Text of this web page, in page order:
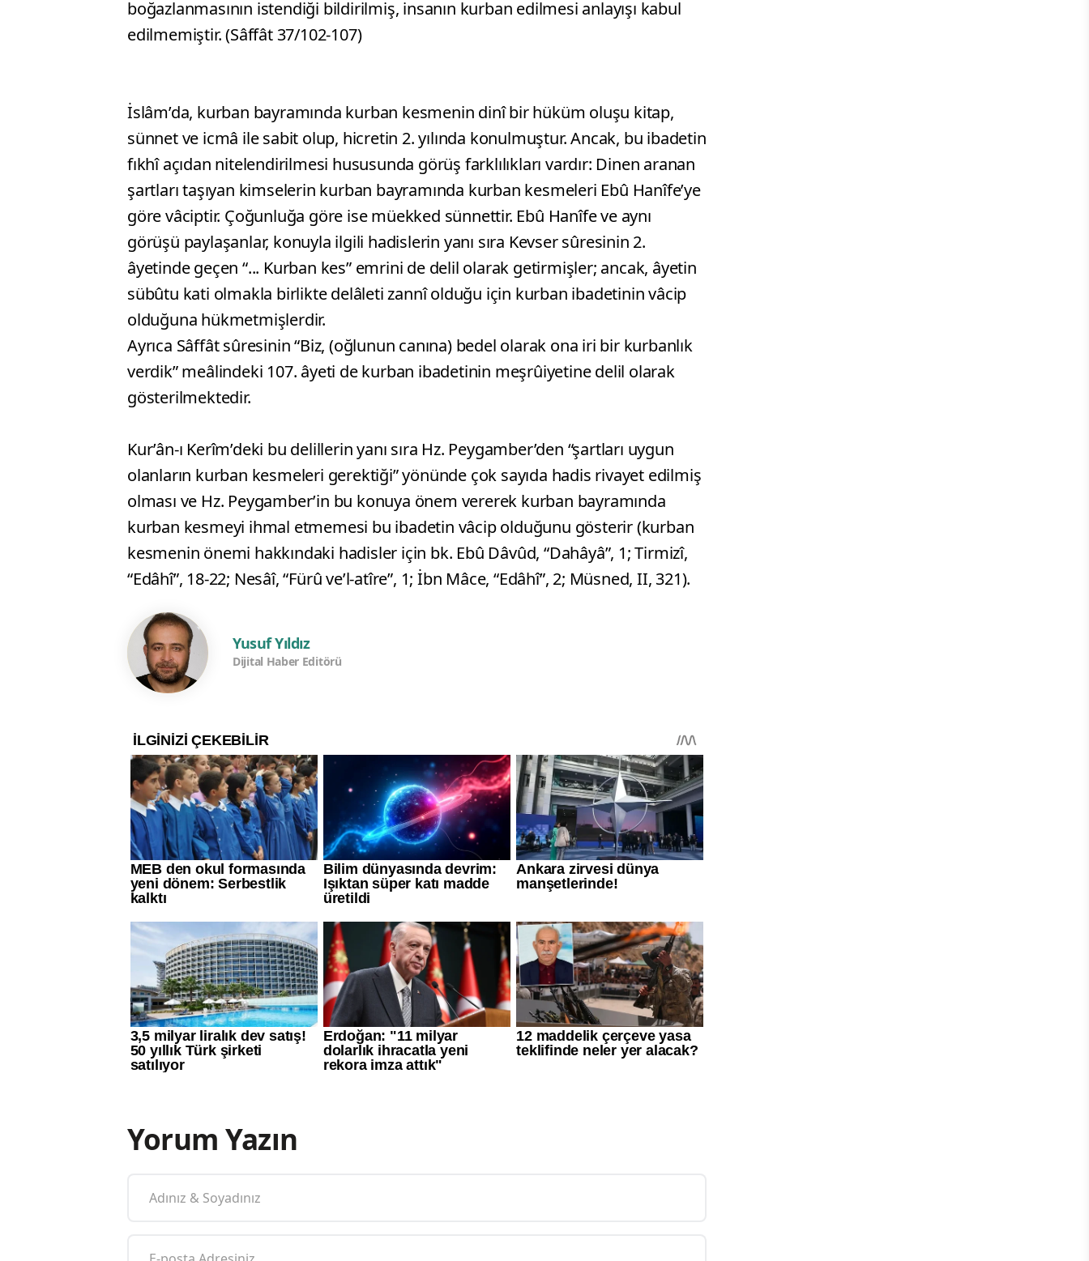
boğazlanmasının istendiği bildirilmiş, insanın kurban edilmesi anlayışı kabul
edilmemiştir. (Sâffât 37/102-107)
İslâm’da, kurban bayramında kurban kesmenin dinî bir hüküm oluşu kitap,
sünnet ve icmâ ile sabit olup, hicretin 2. yılında konulmuştur. Ancak, bu ibadetin
fıkhî açıdan nitelendirilmesi hususunda görüş farklılıkları vardır: Dinen aranan
şartları taşıyan kimselerin kurban bayramında kurban kesmeleri Ebû Hanîfe’ye
göre vâciptir. Çoğunluğa göre ise müekked sünnettir. Ebû Hanîfe ve aynı
görüşü paylaşanlar, konuyla ilgili hadislerin yanı sıra Kevser sûresinin 2.
âyetinde geçen “... Kurban kes” emrini de delil olarak getirmişler; ancak, âyetin
sübûtu kati olmakla birlikte delâleti zannî olduğu için kurban ibadetinin vâcip
olduğuna hükmetmişlerdir.
Ayrıca Sâffât sûresinin “Biz, (oğlunun canına) bedel olarak ona iri bir kurbanlık
verdik” meâlindeki 107. âyeti de kurban ibadetinin meşrûiyetine delil olarak
gösterilmektedir.
Kur’ân-ı Kerîm’deki bu delillerin yanı sıra Hz. Peygamber’den “şartları uygun
olanların kurban kesmeleri gerektiği” yönünde çok sayıda hadis rivayet edilmiş
olması ve Hz. Peygamber’in bu konuya önem vererek kurban bayramında
kurban kesmeyi ihmal etmemesi bu ibadetin vâcip olduğunu gösterir (kurban
kesmenin önemi hakkındaki hadisler için bk. Ebû Dâvûd, “Dahâyâ”, 1; Tirmizî,
“Edâhî”, 18-22; Nesâî, “Fürû ve’l-atîre”, 1; İbn Mâce, “Edâhî”, 2; Müsned, II, 321).
Yusuf Yıldız
Dijital Haber Editörü
Yorum Yazın